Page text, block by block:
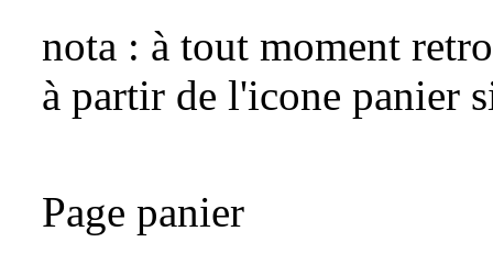
nota : à tout moment
à partir de l'icone panier
Page panier